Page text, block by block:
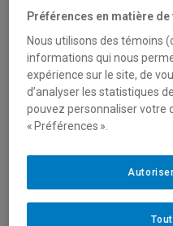
Identification
groupe
Un groupe social contacte
enjeux, problématiques
personne intermédiatrice
possibilités de pairage
enseignant de l’UQAM,
Préférences en matière
Nous utilisons des témoins
informations qui nous
expérience sur le site, de
d’analyser les statistiques
pouvez personnaliser votre
« Préférences ».